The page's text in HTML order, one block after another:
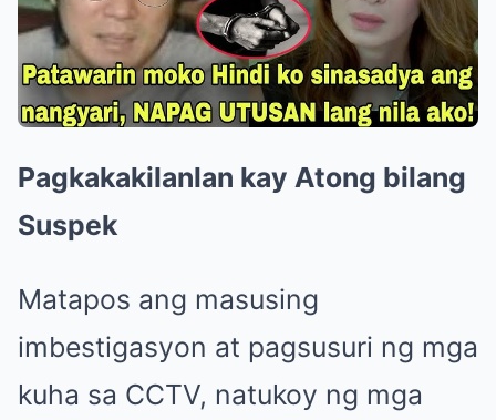
Pagkakakilanlan kay Atong bilang
Suspek
Matapos ang masusing
imbestigasyon at pagsusuri ng mga
kuha sa CCTV, natukoy ng mga